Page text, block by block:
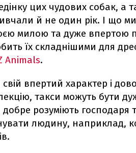
цих чудових собак, а
й не один рік. І що
милою та дуже впертою
їх складнішими для
Animals.
впертий характер і
такси можуть бути
розуміють господаря
людину, наприклад,